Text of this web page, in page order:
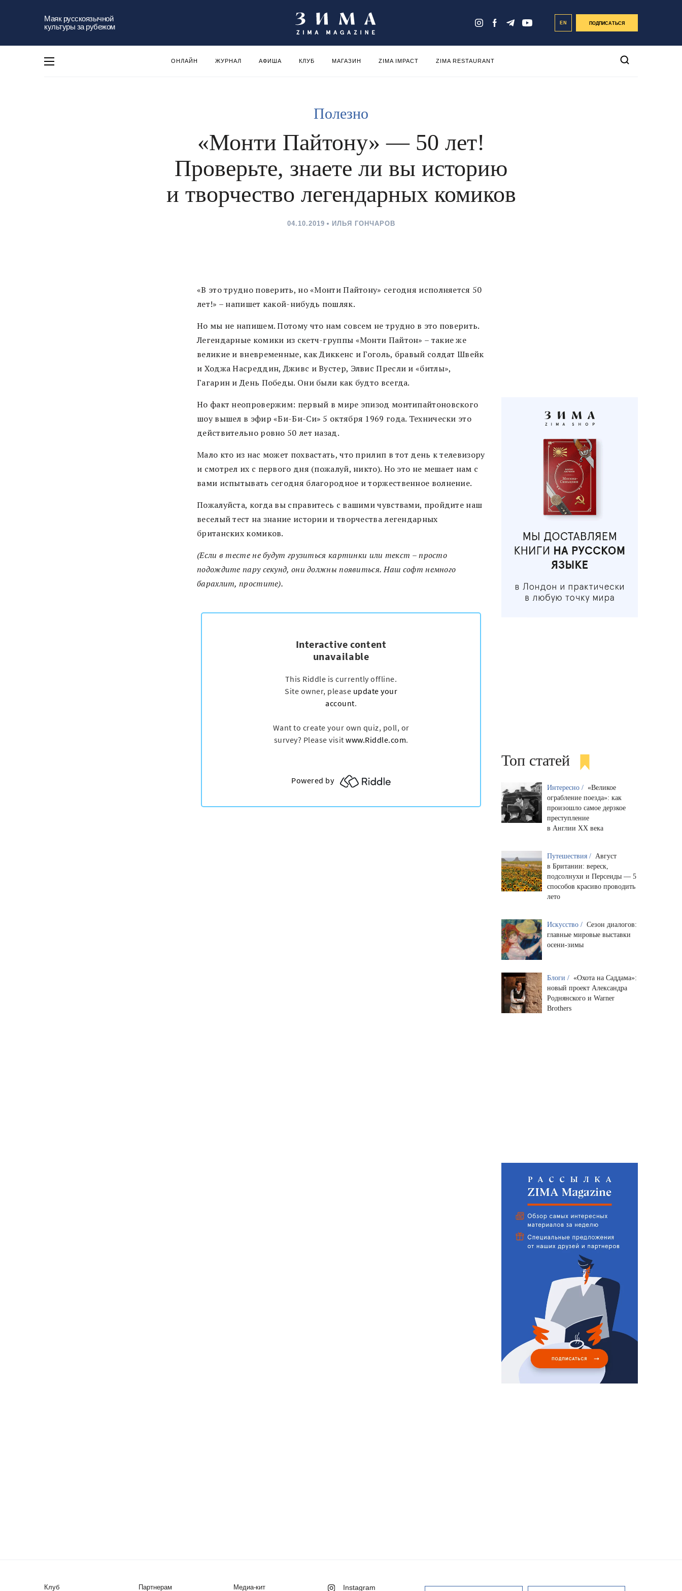
Маяк русскоязычной
культуры за рубежом
EN ПОДПИСАТЬСЯ
ОНЛАЙН ЖУРНАЛ АФИША КЛУБ МАГАЗИН ZIMA IMPACT ZIMA RESTAURANT
Полезно
«Монти Пайтону» — 50 лет!
Проверьте, знаете ли вы историю
и творчество легендарных комиков
04.10.2019 ИЛЬЯ ГОНЧАРОВ
«В это трудно поверить, но «Монти Пайтону» сегодня исполняется 50
лет!» – напишет какой-нибудь пошляк.
Но мы не напишем. Потому что нам совсем не трудно в это поверить.
Легендарные комики из скетч-группы «Монти Пайтон» – такие же
великие и вневременные, как Диккенс и Гоголь, бравый солдат Швейк
и Ходжа Насреддин, Дживс и Вустер, Элвис Пресли и «битлы»,
Гагарин и День Победы. Они были как будто всегда.
Но факт неопровержим: первый в мире эпизод монтипайтоновского
шоу вышел в эфир «Би-Би-Си» 5 октября 1969 года. Технически это
действительно ровно 50 лет назад.
Мало кто из нас может похвастать, что прилип в тот день к телевизору
и смотрел их с первого дня (пожалуй, никто). Но это не мешает нам с
вами испытывать сегодня благородное и торжественное волнение.
Пожалуйста, когда вы справитесь с вашими чувствами, пройдите наш
веселый тест на знание истории и творчества легендарных
британских комиков.
(Если в тесте не будут грузиться картинки или текст – просто
подождите пару секунд, они должны появиться. Наш софт немного
барахлит, простите).
Топ статей
Интересно / «Великое
ограбление поезда»: как
произошло самое дерзкое
преступление
в Англии XX века
Путешествия / Август
в Британии: вереск,
подсолнухи и Персеиды — 5
способов красиво проводить
лето
Искусство / Сезон диалогов:
главные мировые выставки
осени-зимы
Блоги / «Охота на Саддама»:
новый проект Александра
Роднянского и Warner
Brothers
Клуб Партнерам Медиа-кит Instagram